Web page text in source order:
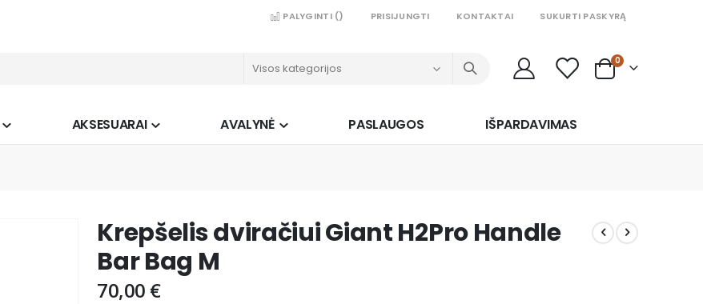
PALYGINTI () PRISIJUNGTI KONTAKTAI SUKURTI PASKYRĄ
Cart
0prekės
AKSESUARAI AVALYNĖ PASLAUGOS IŠPARDAVIMAS
Krepšelis dviračiui Giant H2Pro Handle
Bar Bag M
70,00 €